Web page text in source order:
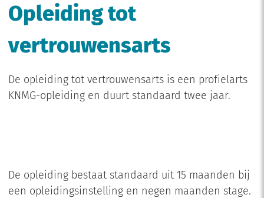
Opleiding tot
vertrouwensarts
De opleiding tot vertrouwensarts is een profielarts
KNMG-opleiding en duurt standaard twee jaar.
De opleiding bestaat standaard uit 15 maanden bij
een opleidingsinstelling en negen maanden stage.